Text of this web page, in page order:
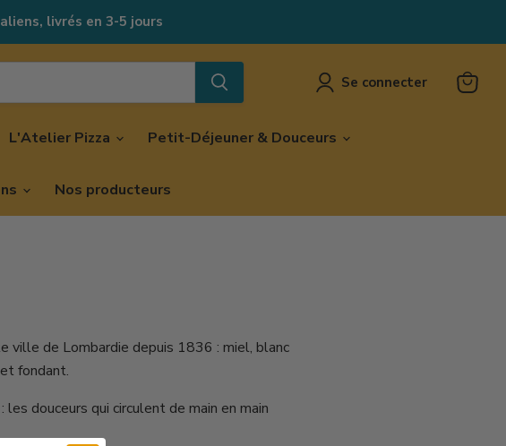
livrés en 3-5 jours
Se connecter
L'Atelier Pizza Petit-Déjeuner & Douceurs
Nos producteurs
ville de Lombardie depuis 1836 : miel, blanc
fondant.
douceurs qui circulent de main en main